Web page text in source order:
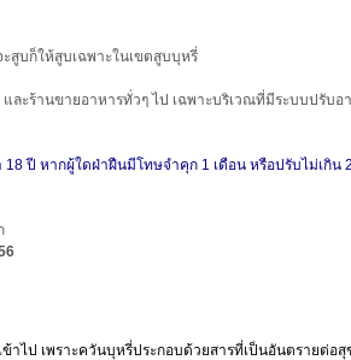
สูบก็ให้สูบเฉพาะในเขตสูบบุหรี่
ะร้านขายอาหารทั่วๆ ไป เฉพาะบริเวณที่มีระบบปรับ
หากผู้ใดฝ่าฝืนมีโทษจำคุก 1 เดือน หรือปรับไม่เกิน
เพราะควันบุหรี่ประกอบด้วยสารที่เป็นอันตรายต่อสุ